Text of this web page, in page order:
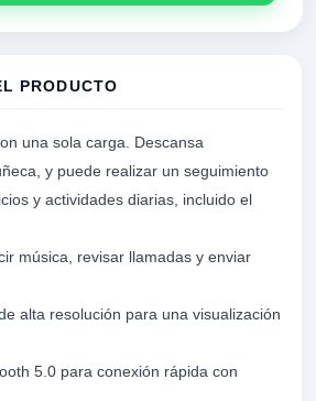
PRODUCTO
una sola carga. Descansa
y puede realizar un seguimiento
y actividades diarias, incluido el
música, revisar llamadas y enviar
alta resolución para una visualización
5.0 para conexión rápida con